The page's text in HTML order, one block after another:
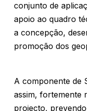
conjunto de
apoio ao quadro
a concepção,
promoção dos
A componente de
assim, fortemente
projecto,